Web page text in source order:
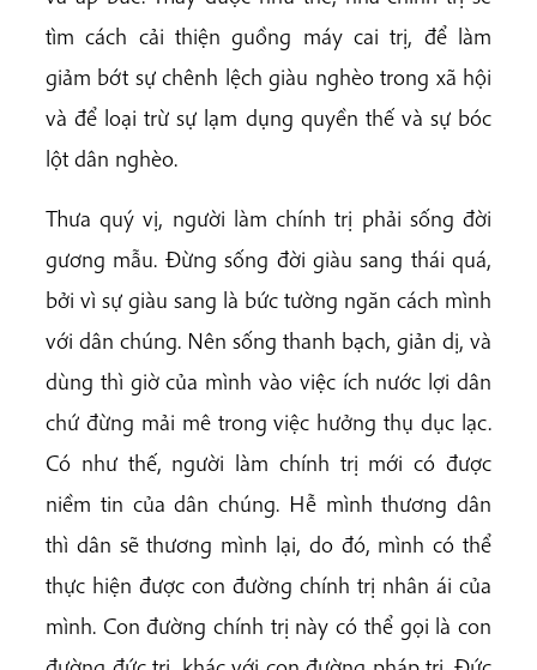
tìm cách cải thiện guồng máy cai trị, để làm
giảm bớt sự chênh lệch giàu nghèo trong xã hội
và để loại trừ sự lạm dụng quyền thế và sự bóc
lột dân nghèo.
Thưa quý vị, người làm chính trị phải sống đời
gương mẫu. Đừng sống đời giàu sang thái quá,
bởi vì sự giàu sang là bức tường ngăn cách mình
với dân chúng. Nên sống thanh bạch, giản dị, và
dùng thì giờ của mình vào việc ích nước lợi dân
chứ đừng mải mê trong việc hưởng thụ dục lạc.
Có như thế, người làm chính trị mới có được
niềm tin của dân chúng. Hễ mình thương dân
thì dân sẽ thương mình lại, do đó, mình có thể
thực hiện được con đường chính trị nhân ái của
mình. Con đường chính trị này có thể gọi là con